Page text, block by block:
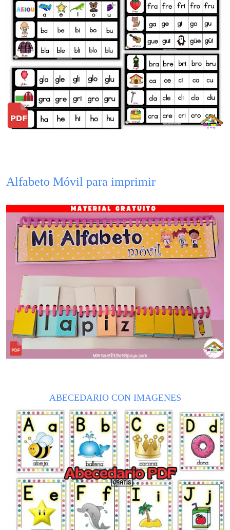
Alfabeto Móvil para imprimir
ABECEDARIO CON IMAGENES